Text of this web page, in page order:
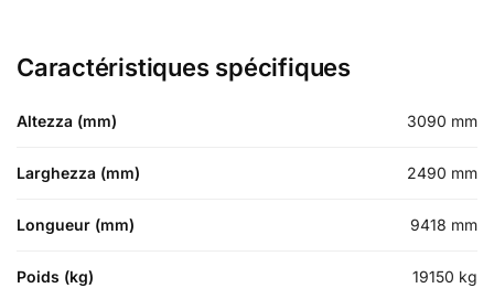
Caractéristiques spécifiques
Altezza (mm) 3090 mm
Larghezza (mm) 2490 mm
Longueur (mm) 9418 mm
Poids (kg) 19150 kg